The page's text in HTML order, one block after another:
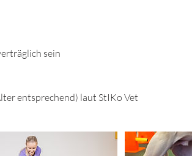
sein
entsprechend) laut StIKo Vet​​